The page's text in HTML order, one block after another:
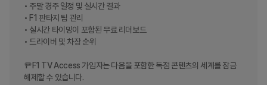
• 주말 경주 일정 및 실시간 결과
• F1 판타지 팀 관리
• 실시간 타이밍이 포함된 무료 리더보드
• 드라이버 및 차장 순위
🚥F1 TV Access 가입자는 다음을 포함한 독점 콘텐츠의 세계를 잠금
해제할 수 있습니다.